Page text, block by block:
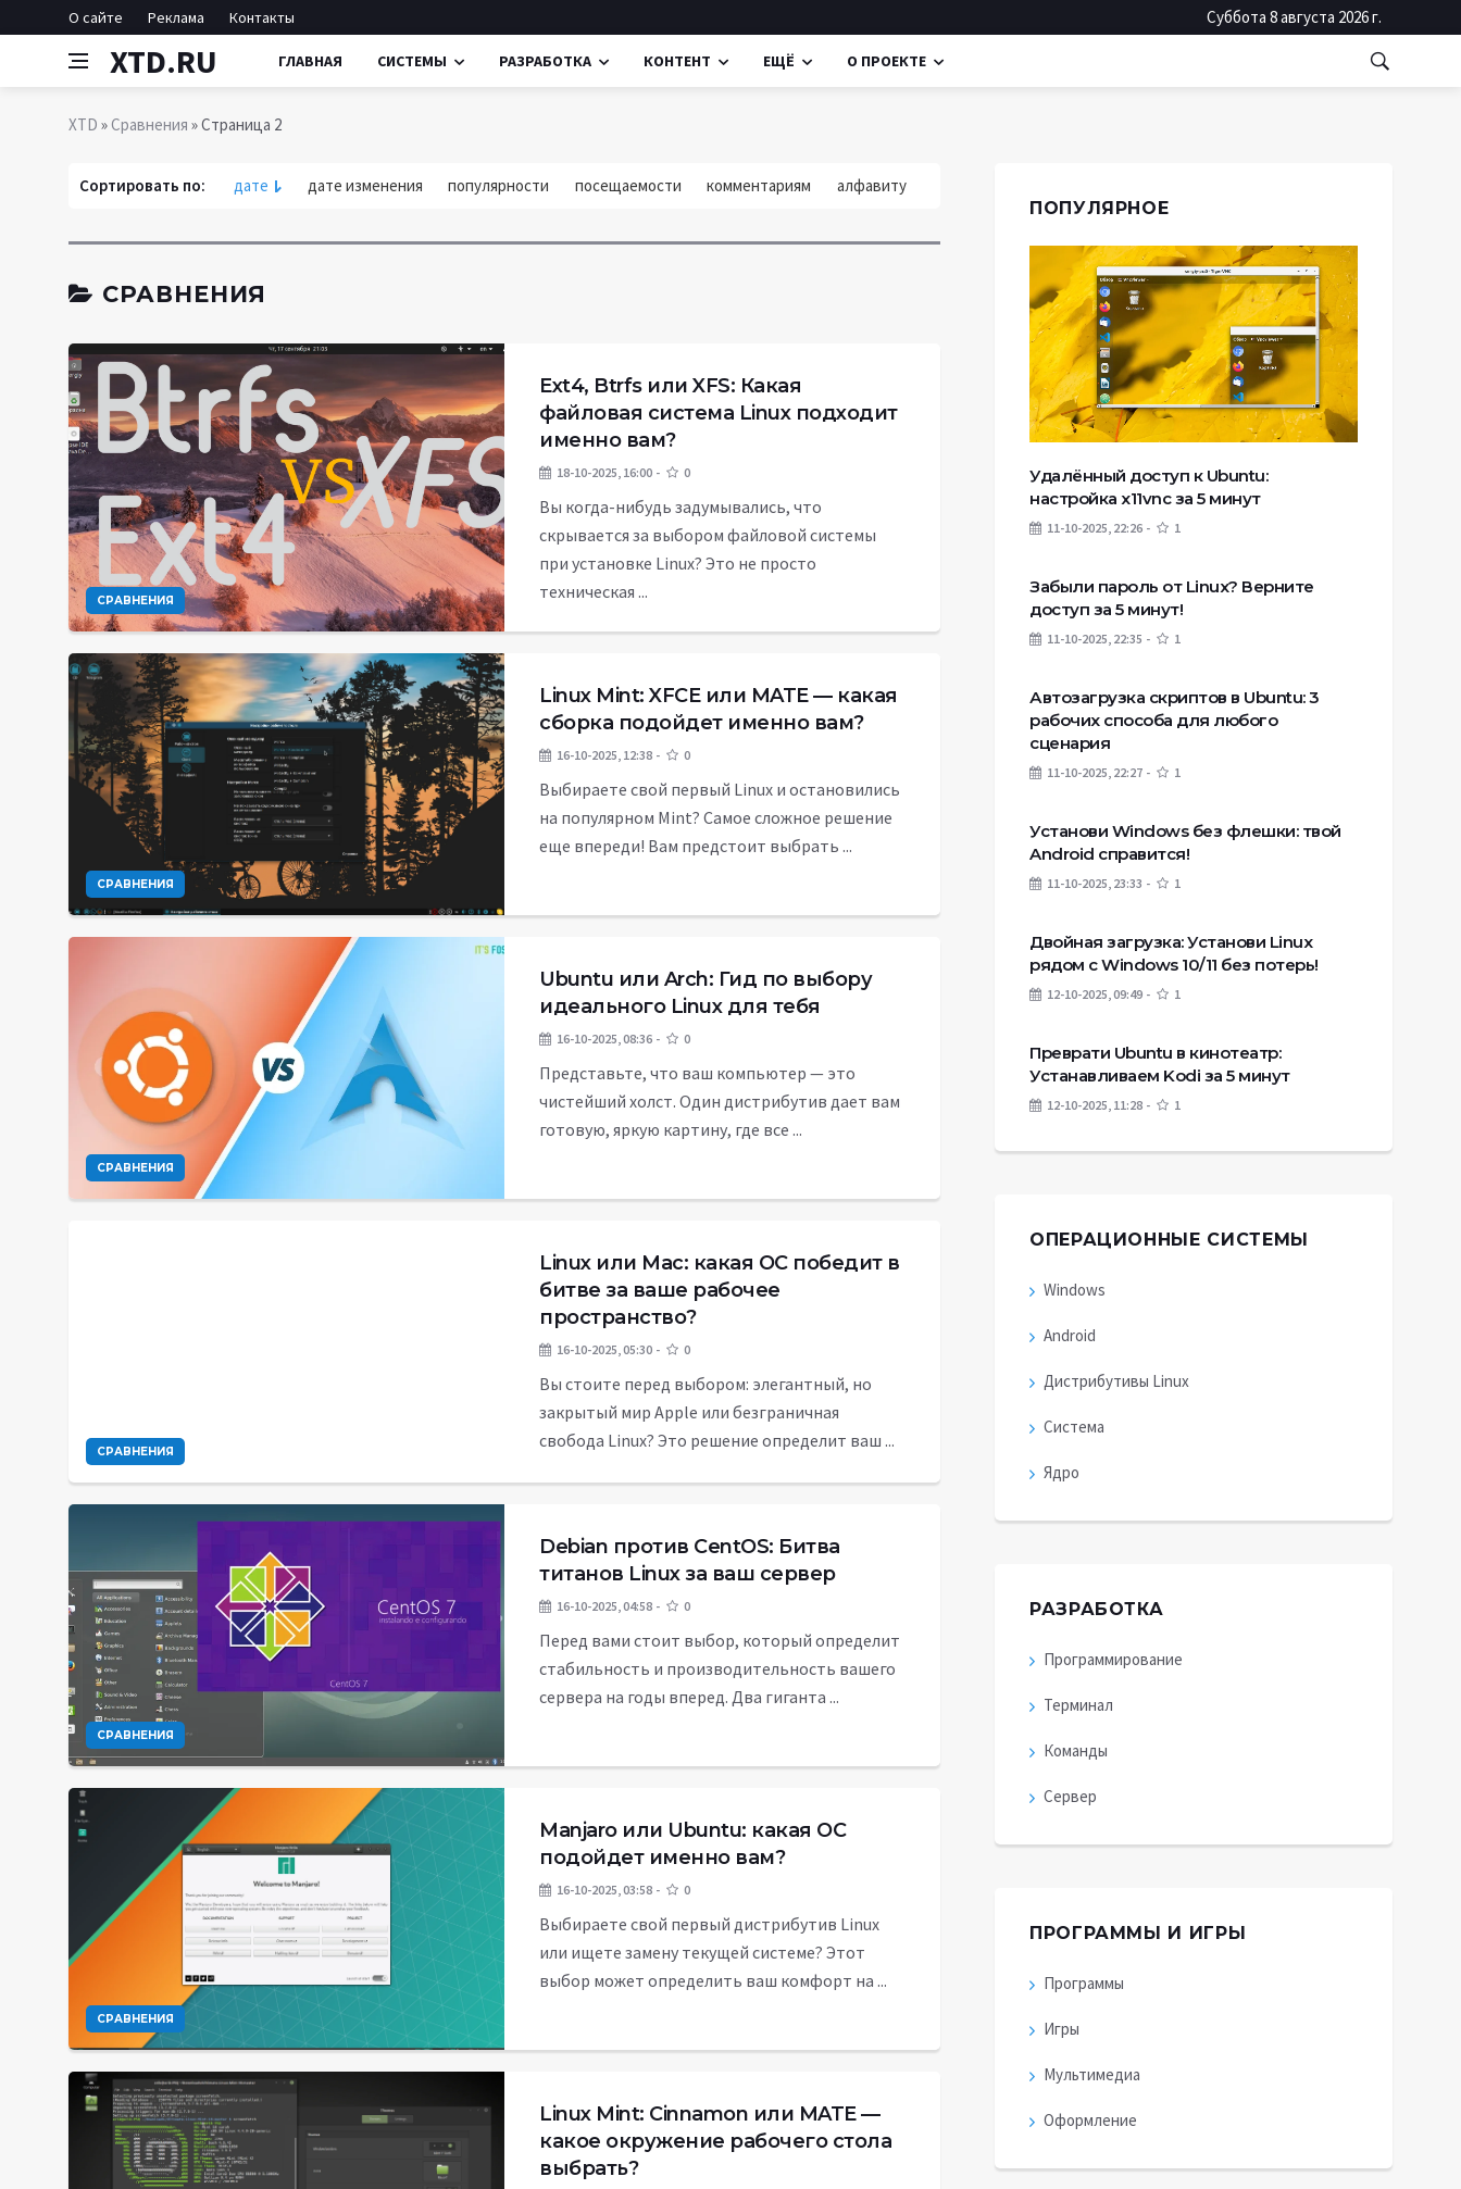
О сайте Реклама Контакты Суббота 8 августа 2026 г.
XTD.RU ГЛАВНАЯ СИСТЕМЫ РАЗРАБОТКА КОНТЕНТ ЕЩЁ О ПРОЕКТЕ
XTD »Сравнения » Страница 2
Сортировать по: дате дате изменения популярности посещаемости комментариям алфавиту
СРАВНЕНИЯ
СРАВНЕНИЯ
Ext4, Btrfs или XFS: Какая
файловая система Linux подходит
именно вам?
18-10-2025, 16:00 0
Вы когда-нибудь задумывались, что
скрывается за выбором файловой системы
при установке Linux? Это не просто
техническая ...
СРАВНЕНИЯ
Linux Mint: XFCE или MATE — какая
сборка подойдет именно вам?
16-10-2025, 12:38 0
Выбираете свой первый Linux и остановились
на популярном Mint? Самое сложное решение
еще впереди! Вам предстоит выбрать ...
СРАВНЕНИЯ
Ubuntu или Arch: Гид по выбору
идеального Linux для тебя
16-10-2025, 08:36 0
Представьте, что ваш компьютер — это
чистейший холст. Один дистрибутив дает вам
готовую, яркую картину, где все ...
СРАВНЕНИЯ
Linux или Mac: какая ОС победит в
битве за ваше рабочее
пространство?
16-10-2025, 05:30 0
Вы стоите перед выбором: элегантный, но
закрытый мир Apple или безграничная
свобода Linux? Это решение определит ваш ...
СРАВНЕНИЯ
Debian против CentOS: Битва
титанов Linux за ваш сервер
16-10-2025, 04:58 0
Перед вами стоит выбор, который определит
стабильность и производительность вашего
сервера на годы вперед. Два гиганта ...
СРАВНЕНИЯ
Manjaro или Ubuntu: какая ОС
подойдет именно вам?
16-10-2025, 03:58 0
Выбираете свой первый дистрибутив Linux
или ищете замену текущей системе? Этот
выбор может определить ваш комфорт на ...
Linux Mint: Cinnamon или MATE —
какое окружение рабочего стола
выбрать?
ПОПУЛЯРНОЕ
Удалённый доступ к Ubuntu:
настройка x11vnc за 5 минут
11-10-2025, 22:26 1
Забыли пароль от Linux? Верните
доступ за 5 минут!
11-10-2025, 22:35 1
Автозагрузка скриптов в Ubuntu: 3
рабочих способа для любого
сценария
11-10-2025, 22:27 1
Установи Windows без флешки: твой
Android справится!
11-10-2025, 23:33 1
Двойная загрузка: Установи Linux
рядом с Windows 10/11 без потерь!
12-10-2025, 09:49 1
Преврати Ubuntu в кинотеатр:
Устанавливаем Kodi за 5 минут
12-10-2025, 11:28 1
ОПЕРАЦИОННЫЕ СИСТЕМЫ
Windows
Android
Дистрибутивы Linux
Система
Ядро
РАЗРАБОТКА
Программирование
Терминал
Команды
Сервер
ПРОГРАММЫ И ИГРЫ
Программы
Игры
Мультимедиа
Оформление